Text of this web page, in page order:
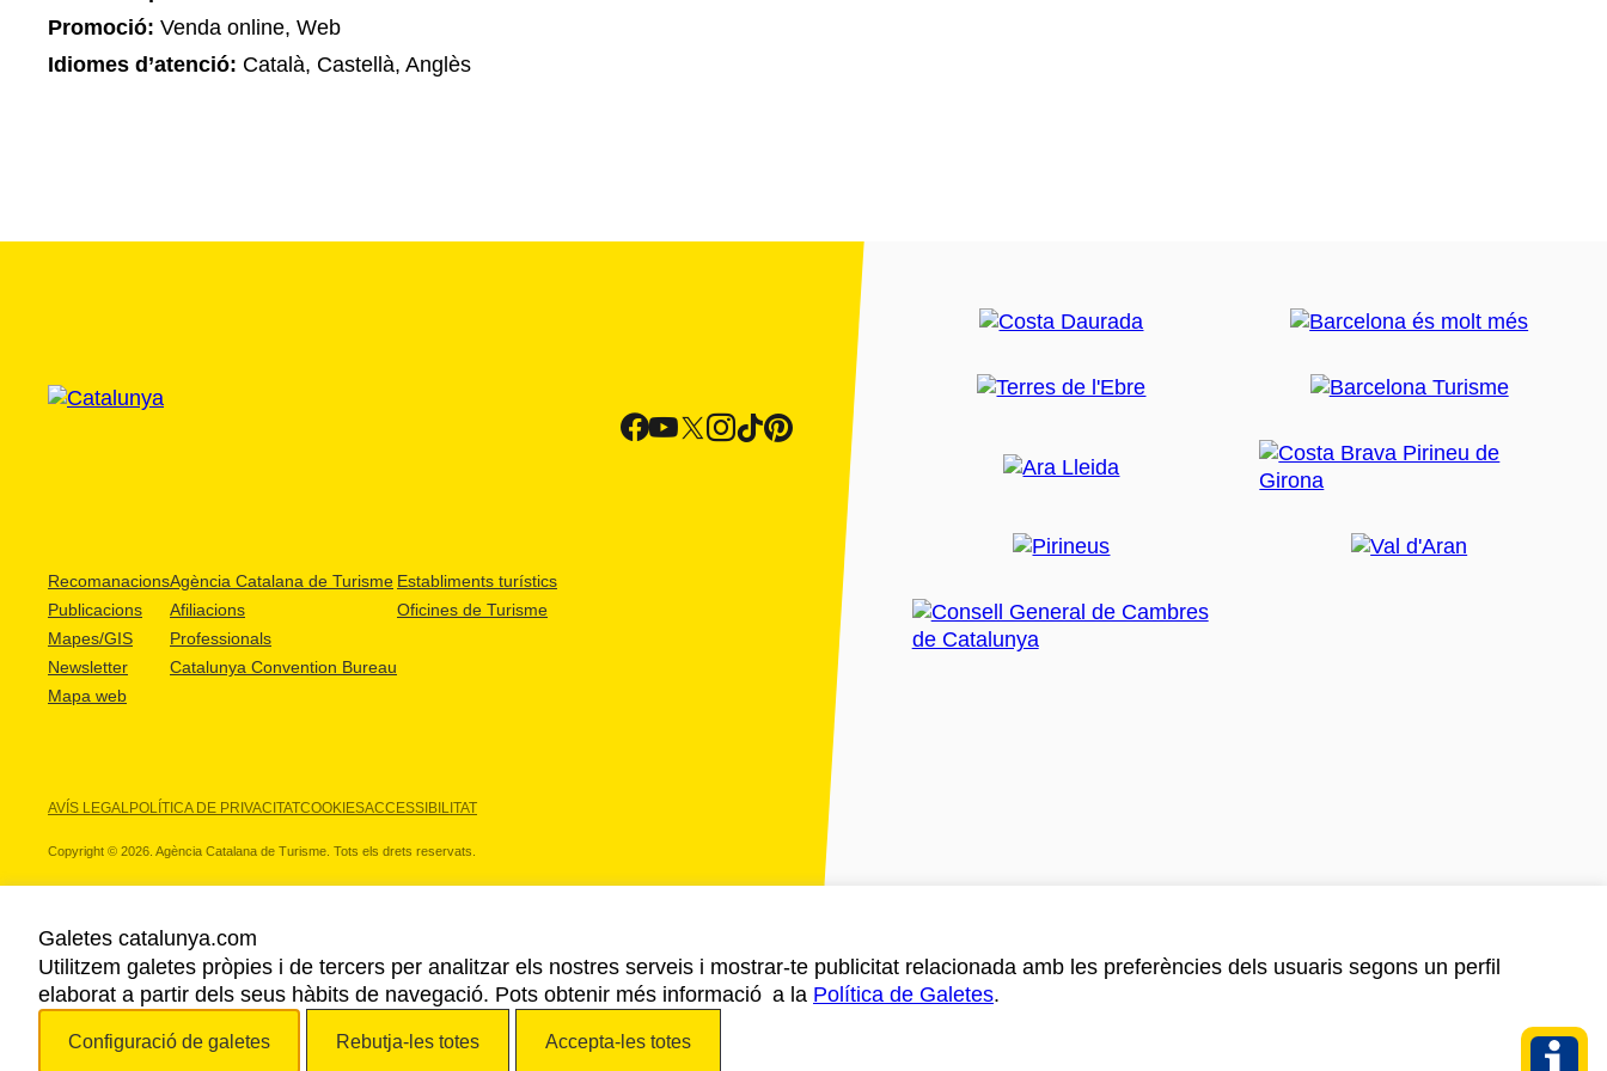
Promoció: Venda online, Web
Idiomes d’atenció: Català, Castellà, Anglès
Recomanacions
Publicacions
Mapes/GIS
Newsletter
Mapa web
Agència Catalana de Turisme
Afiliacions
Professionals
Catalunya Convention Bureau
Establiments turístics
Oficines de Turisme
AVÍS LEGALPOLÍTICA DE PRIVACITATCOOKIESACCESSIBILITAT
Copyright © 2026. Agència Catalana de Turisme. Tots els drets reservats.
ELS NOSTRES PARTNERS
Galetes catalunya.com
Utilitzem galetes pròpies i de tercers per analitzar els nostres serveis i mostrar-te publicitat relacionada amb les preferències dels usuaris segons un perfil
elaborat a partir dels seus hàbits de navegació. Pots obtenir més informació a la Política de Galetes.
Configuració de galetes Rebutja-les totes Accepta-les totes